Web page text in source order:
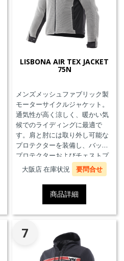
LISBONA AIR TEX JACKET
75N
メンズメッシュファブリック製
モーターサイクルジャケット。
通気性が高く涼しく、暖かい気
候でのライディングに最適で
す。肩と肘には取り外し可能な
プロテクターを装備し、バック
プロテクターおよびチェストプ
ロテクターにも対応していま
す。
大阪店 在庫状況 要問合せ
商品詳細
7